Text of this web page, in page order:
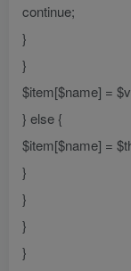
continue;
}
}
$item[$name] =
} else {
$item[$name] =
}
}
}
}